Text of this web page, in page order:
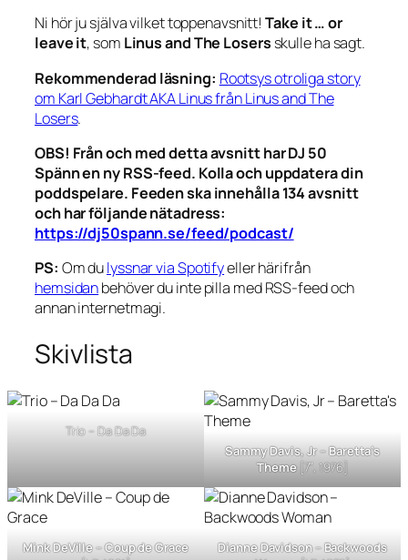
Ni hör ju själva vilket toppenavsnitt!Take it … or
leave it, som Linus and The Losers skulle ha sagt.
Rekommenderad läsning: Rootsys otroliga story
om Karl Gebhardt AKA Linus från Linus and The
Losers.
OBS! Från och med detta avsnitt har DJ 50
Spänn en ny RSS-feed. Kolla och uppdatera din
poddspelare. Feeden ska innehålla 134 avsnitt
och har följande nätadress:
https://dj50spann.se/feed/podcast/
PS: Om dulyssnar via Spotifyeller härifrån
hemsidanbehöver du inte pilla med RSS-feed och
annan internetmagi.
Skivlista
Trio – Da Da Da
Sammy Davis, Jr –Baretta’s
Theme[7″, 1976]
Mink DeVille –Coup de Grace
Dianne Davidson –Backwoods